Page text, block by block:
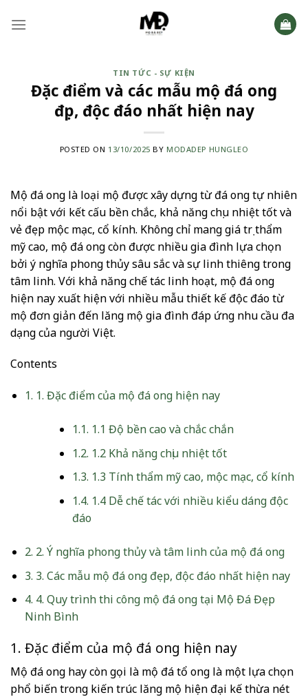
TIN TỨC - SỰ KIỆN
Đặc điểm và các mẫu mộ đá ong
đẹp, độc đáo nhất hiện nay
POSTED ON 13/10/2025 BY MODADEP HUNGLEO
Mộ đá ong là loại mộ được xây dựng từ đá ong tự nhiên
nổi bật với kết cấu bền chắc, khả năng chịu nhiệt tốt và
vẻ đẹp mộc mạc, cổ kính. Không chỉ mang giá trị thẩm
mỹ cao, mộ đá ong còn được nhiều gia đình lựa chọn
bởi ý nghĩa phong thủy sâu sắc và sự linh thiêng trong
tâm linh. Với khả năng chế tác linh hoạt, mộ đá ong
hiện nay xuất hiện với nhiều mẫu thiết kế độc đáo từ
mộ đơn giản đến lăng mộ gia đình đáp ứng nhu cầu đa
dạng của người Việt.
Contents
1. 1. Đặc điểm của mộ đá ong hiện nay
1.1. 1.1 Độ bền cao và chắc chắn
1.2. 1.2 Khả năng chịu nhiệt tốt
1.3. 1.3 Tính thẩm mỹ cao, mộc mạc, cổ kính
1.4. 1.4 Dễ chế tác với nhiều kiểu dáng độc
đáo
2. 2. Ý nghĩa phong thủy và tâm linh của mộ đá ong
3. 3. Các mẫu mộ đá ong đẹp, độc đáo nhất hiện nay
4. 4. Quy trình thi công mộ đá ong tại Mộ Đá Đẹp
Ninh Bình
1. Đặc điểm của mộ đá ong hiện nay
Mộ đá ong hay còn gọi là mộ đá tổ ong là một lựa chọn
phổ biến trong kiến trúc lăng mộ hiện đại kế thừa nét